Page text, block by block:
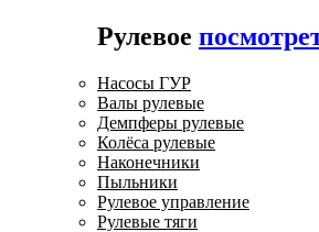
Рулевое
Насосы ГУР
Валы рулевые
Демпферы рулевые
Колёса рулевые
Наконечники
Пыльники
Рулевое управление
Рулевые тяги